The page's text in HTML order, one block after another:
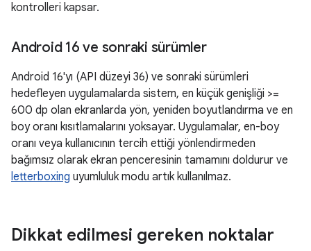
kontrolleri kapsar.
Android 16 ve sonraki sürümler
Android 16'yı (API düzeyi 36) ve sonraki sürümleri
hedefleyen uygulamalarda sistem, en küçük genişliği >=
600 dp olan ekranlarda yön, yeniden boyutlandırma ve en
boy oranı kısıtlamalarını yoksayar. Uygulamalar, en-boy
oranı veya kullanıcının tercih ettiği yönlendirmeden
bağımsız olarak ekran penceresinin tamamını doldurur ve
letterboxing uyumluluk modu artık kullanılmaz.
Dikkat edilmesi gereken noktalar